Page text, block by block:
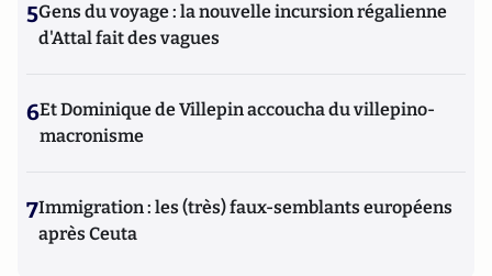
5Gens du voyage : la nouvelle incursion régalienne
d'Attal fait des vagues
6Et Dominique de Villepin accoucha du villepino-
macronisme
7Immigration : les (très) faux-semblants européens
après Ceuta